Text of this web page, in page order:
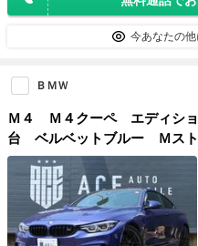
今あなたの他
ＢＭＷ
Ｍ４ Ｍ４クーペ エディシ
台 ベルベットブルー Ｍス
ンインテリア 専用ツートン
０インチＡＷ ｈａｒｍａ
ティブＭサス